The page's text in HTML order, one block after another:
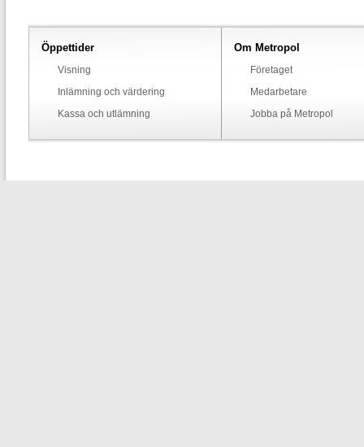
Öppettider
Visning
Inlämning och värdering
Kassa och utlämning
Om Metropol
Företaget
Medarbetare
Jobba på Metropol